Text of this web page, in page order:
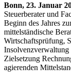
Bonn, 23. Januar
Steuerberater und
Beginn des Jahres
mittelständische
Wirtschaftsprüfung,
Insolvenzverwaltung
Zielsetzung
agierenden